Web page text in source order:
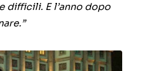
difficili. E l’anno dopo